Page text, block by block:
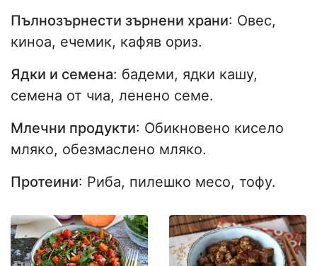
Пълнозърнести зърнени храни: Овес,
киноа, ечемик, кафяв ориз.
Ядки и семена: бадеми, ядки кашу,
семена от чиа, ленено семе.
Млечни продукти: Обикновено кисело
мляко, обезмаслено мляко.
Протеини: Риба, пилешко месо, тофу.